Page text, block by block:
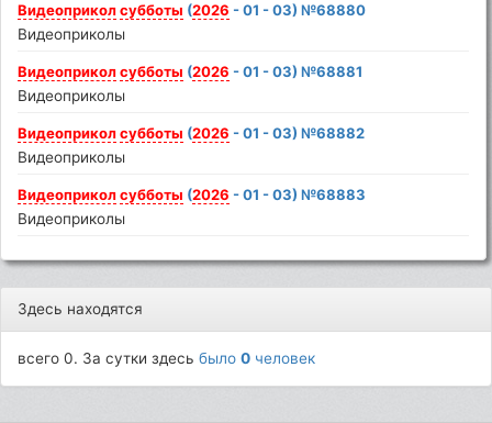
Видеоприкол субботы (2026 - 01 - 03) №68880
Видеоприколы
Видеоприкол субботы (2026 - 01 - 03) №68881
Видеоприколы
Видеоприкол субботы (2026 - 01 - 03) №68882
Видеоприколы
Видеоприкол субботы (2026 - 01 - 03) №68883
Видеоприколы
Здесь находятся
всего 0. За сутки здесьбыло0 человек